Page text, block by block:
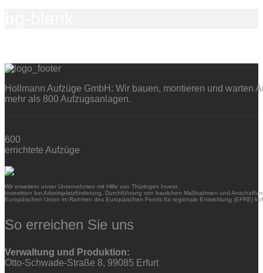
Hollmann Aufzüge GmbH: Wir bauen, montieren und warten
mehr als 800 Aufzugsanlagen.
600
errichtete Aufzüge
Wir erweitern unser Unternehmen mit Hilfe von Thüringen Invest.
Investition bei Arbeitsplatzförderung. Durchführung von baulichen Maßnahmen und
Europäischen Union im Rahmen des Europäischen Fonds für regionale Entwicklung (EFRE)
So erreichen Sie uns
Verwaltung und Produktion:
Otto-Schwade-Straße 8, 99085 Erfurt